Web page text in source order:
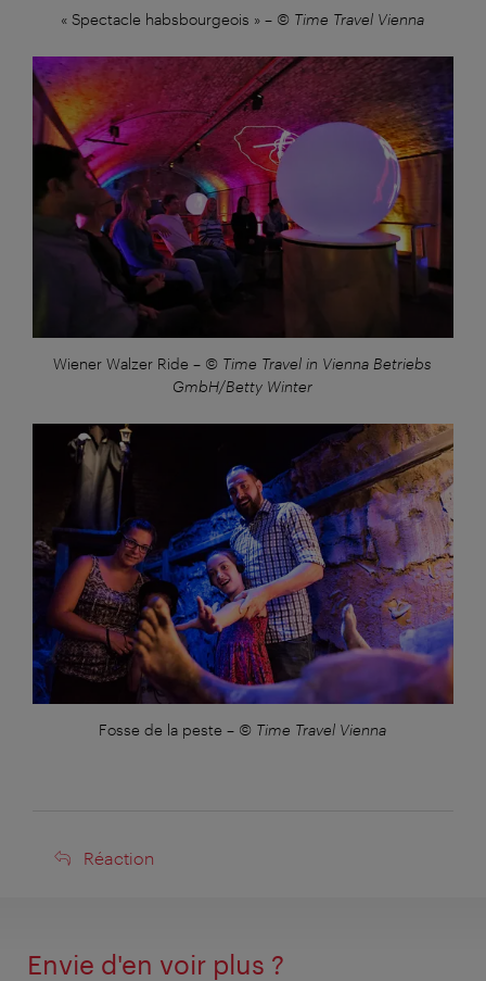
« Spectacle habsbourgeois » – © Time Travel Vienna
Großansicht:
Wiener Walzer Ride – © Time Travel in Vienna Betriebs
GmbH/Betty Winter
Großansicht:
Fosse de la peste – © Time Travel Vienna
Réaction
Réaction
Envie d'en voir plus ?